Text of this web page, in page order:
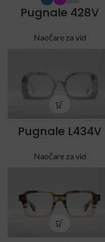
Pugnale 428V
Naočare za vid
Pugnale L434V
Naočare za vid